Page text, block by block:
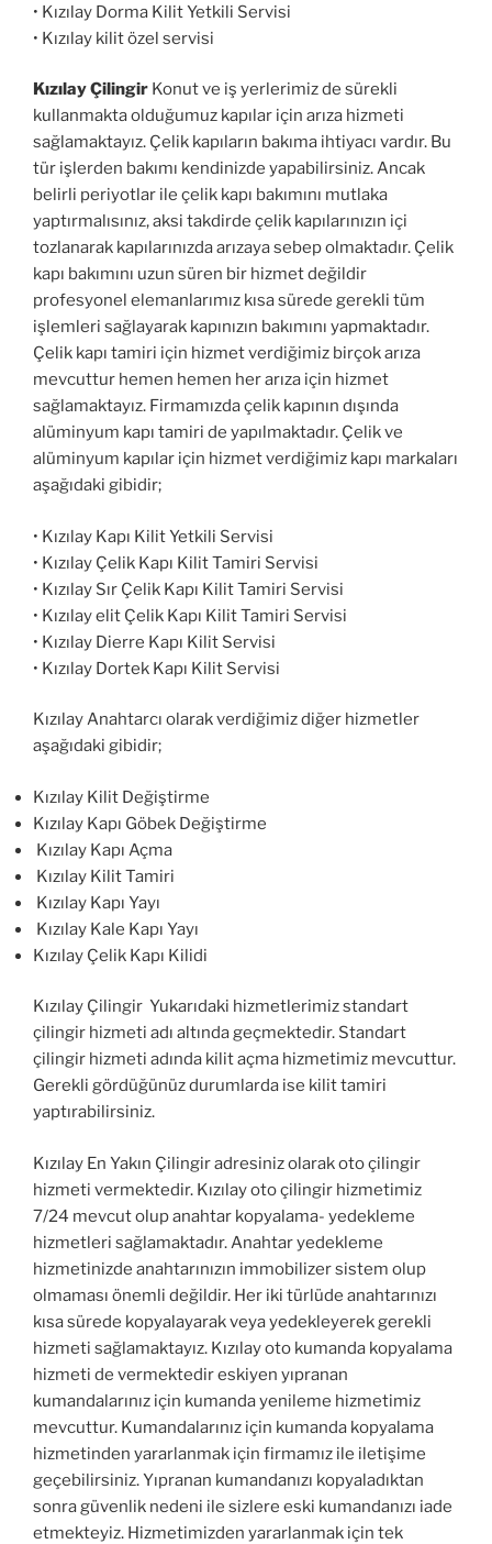
• Kızılay Dorma Kilit Yetkili Servisi
• Kızılay kilit özel servisi
Kızılay Çilingir Konut ve iş yerlerimiz de sürekli
kullanmakta olduğumuz kapılar için arıza hizmeti
sağlamaktayız. Çelik kapıların bakıma ihtiyacı vardır. Bu
tür işlerden bakımı kendinizde yapabilirsiniz. Ancak
belirli periyotlar ile çelik kapı bakımını mutlaka
yaptırmalısınız, aksi takdirde çelik kapılarınızın içi
tozlanarak kapılarınızda arızaya sebep olmaktadır. Çelik
kapı bakımını uzun süren bir hizmet değildir
profesyonel elemanlarımız kısa sürede gerekli tüm
işlemleri sağlayarak kapınızın bakımını yapmaktadır.
Çelik kapı tamiri için hizmet verdiğimiz birçok arıza
mevcuttur hemen hemen her arıza için hizmet
sağlamaktayız. Firmamızda çelik kapının dışında
alüminyum kapı tamiri de yapılmaktadır. Çelik ve
alüminyum kapılar için hizmet verdiğimiz kapı markaları
aşağıdaki gibidir;
• Kızılay Kapı Kilit Yetkili Servisi
• Kızılay Çelik Kapı Kilit Tamiri Servisi
• Kızılay Sır Çelik Kapı Kilit Tamiri Servisi
• Kızılay elit Çelik Kapı Kilit Tamiri Servisi
• Kızılay Dierre Kapı Kilit Servisi
• Kızılay Dortek Kapı Kilit Servisi
Kızılay Anahtarcı olarak verdiğimiz diğer hizmetler
aşağıdaki gibidir;
Kızılay Kilit Değiştirme
Kızılay Kapı Göbek Değiştirme
Kızılay Kapı Açma
Kızılay Kilit Tamiri
Kızılay Kapı Yayı
Kızılay Kale Kapı Yayı
Kızılay Çelik Kapı Kilidi
Kızılay Çilingir Yukarıdaki hizmetlerimiz standart
çilingir hizmeti adı altında geçmektedir. Standart
çilingir hizmeti adında kilit açma hizmetimiz mevcuttur.
Gerekli gördüğünüz durumlarda ise kilit tamiri
yaptırabilirsiniz.
Kızılay En Yakın Çilingir adresiniz olarak oto çilingir
hizmeti vermektedir. Kızılay oto çilingir hizmetimiz
7/24 mevcut olup anahtar kopyalama- yedekleme
hizmetleri sağlamaktadır. Anahtar yedekleme
hizmetinizde anahtarınızın immobilizer sistem olup
olmaması önemli değildir. Her iki türlüde anahtarınızı
kısa sürede kopyalayarak veya yedekleyerek gerekli
hizmeti sağlamaktayız. Kızılay oto kumanda kopyalama
hizmeti de vermektedir eskiyen yıpranan
kumandalarınız için kumanda yenileme hizmetimiz
mevcuttur. Kumandalarınız için kumanda kopyalama
hizmetinden yararlanmak için firmamız ile iletişime
geçebilirsiniz. Yıpranan kumandanızı kopyaladıktan
sonra güvenlik nedeni ile sizlere eski kumandanızı iade
etmekteyiz. Hizmetimizden yararlanmak için tek